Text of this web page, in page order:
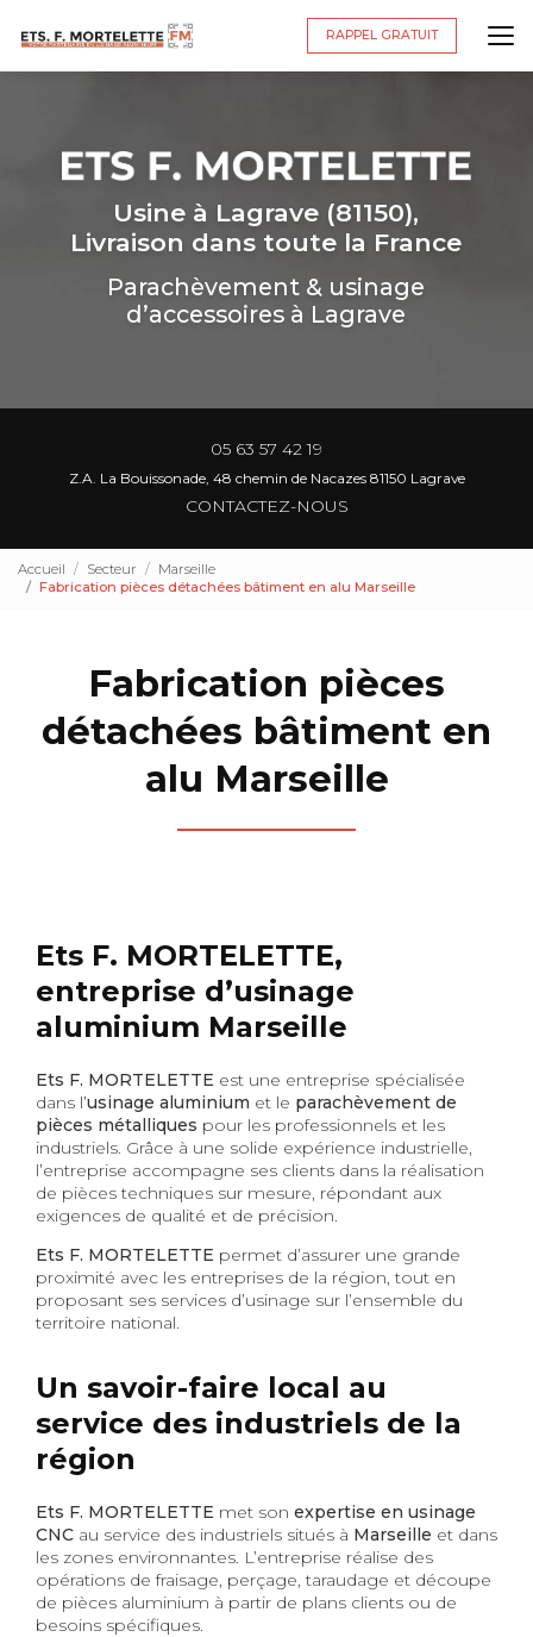
principal
RAPPEL GRATUIT
Usine à Lagrave (81150),
Livraison dans toute la France
Parachèvement & usinage
d’accessoires à Lagrave
05 63 57 42 19
Z.A. La Bouissonade, 48 chemin de Nacazes 81150 Lagrave
CONTACTEZ-NOUS
Accueil Secteur
Marseille
Fabrication pièces détachées bâtiment en alu Marseille
Fabrication pièces
détachées bâtiment en
alu Marseille
Ets F. MORTELETTE,
entreprise d’usinage
aluminium Marseille
Ets F. MORTELETTE est une entreprise spécialisée
dans l’usinage aluminium et le parachèvement de
pièces métalliques pour les professionnels et les
industriels. Grâce à une solide expérience industrielle,
l’entreprise accompagne ses clients dans la réalisation
de pièces techniques sur mesure, répondant aux
exigences de qualité et de précision.
Ets F. MORTELETTE permet d’assurer une grande
proximité avec les entreprises de la région, tout en
proposant ses services d’usinage sur l’ensemble du
territoire national.
Un savoir-faire local au
service des industriels de la
région
Ets F. MORTELETTE met son expertise en usinage
CNC au service des industriels situés à Marseille et dans
les zones environnantes. L’entreprise réalise des
opérations de fraisage, perçage, taraudage et découpe
de pièces aluminium à partir de plans clients ou de
besoins spécifiques.